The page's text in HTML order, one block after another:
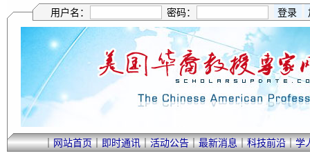
用户名： 密码：
｜网站首页｜即时通讯｜活动公告｜最新消息｜科技前沿｜学